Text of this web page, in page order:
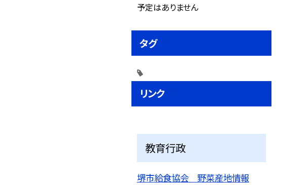
予定はありません
タグ
リンク
教育行政
堺市給食協会 野菜産地情報